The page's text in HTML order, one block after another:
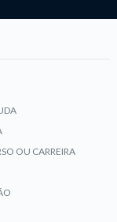
OU CARREIRA